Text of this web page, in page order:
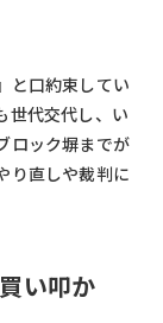
と口約束してい
世代交代し、い
ロック塀までが
り直しや裁判に
い叩か